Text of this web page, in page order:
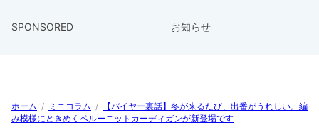
SPONSORED お知らせ
ホーム / ミニコラム /
【バイヤー裏話】冬が来るたび、出番がうれしい。編
み模様にときめくペルーニットカーディガンが新登場です